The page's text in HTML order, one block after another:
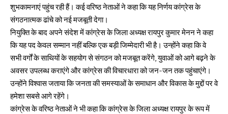
शुभकामनाएं पहुंच रही हैं। कई वरिष्ठ नेताओं ने कहा कि यह निर्णय कांग्रेस के
संगठनात्मक ढांचे को नई मजबूती देगा।
नियुक्ति के बाद अपने संदेश में कांग्रेस के जिला अध्यक्ष रायपुर कुमार मेनन ने कहा
कि यह पद केवल सम्मान नहीं बल्कि एक बड़ी जिम्मेदारी भी है। उन्होंने कहा कि वे
सभी वर्गों के साथियों के सहयोग से संगठन को मजबूत करेंगे, युवाओं को आगे बढ़ने के
अवसर उपलब्ध कराएंगे और कांग्रेस की विचारधारा को जन-जन तक पहुंचाएंगे।
उन्होंने विश्वास जताया कि जनता की समस्याओं के समाधान और विकास के मुद्दों पर वे
हमेशा सबसे आगे रहेंगे।
कांग्रेस के वरिष्ठ नेताओं ने भी कहा कि कांग्रेस के जिला अध्यक्ष रायपुर के रूप में